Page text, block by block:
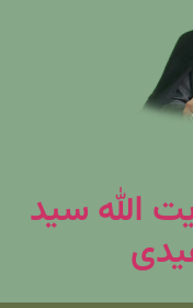
الله سید